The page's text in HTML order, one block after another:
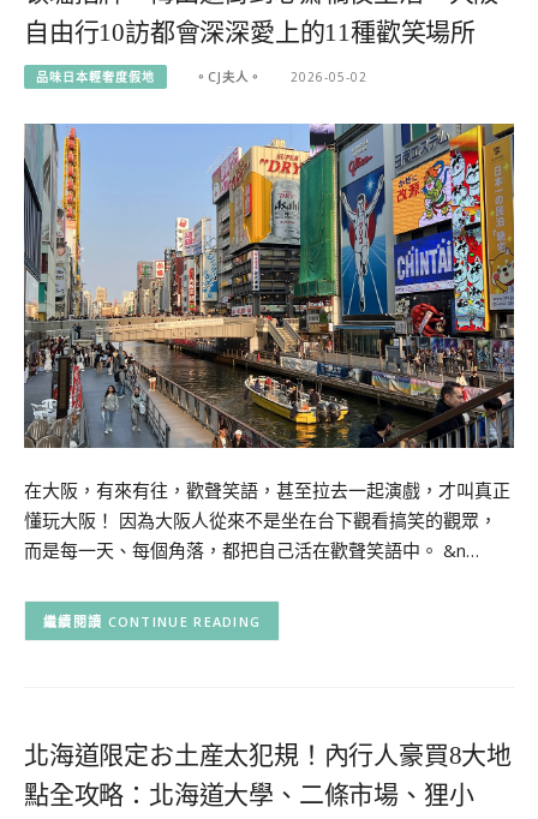
自由行10訪都會深深愛上的11種歡笑場所
品味日本輕奢度假地 。CJ夫人。 2026-05-02
在大阪，有來有往，歡聲笑語，甚至拉去一起演戲，才叫真正
懂玩大阪！ 因為大阪人從來不是坐在台下觀看搞笑的觀眾，
而是每一天、每個角落，都把自己活在歡聲笑語中。 &n…
CONTINUE READING
北海道限定お土産太犯規！內行人豪買8大地
點全攻略：北海道大學、二條市場、狸小